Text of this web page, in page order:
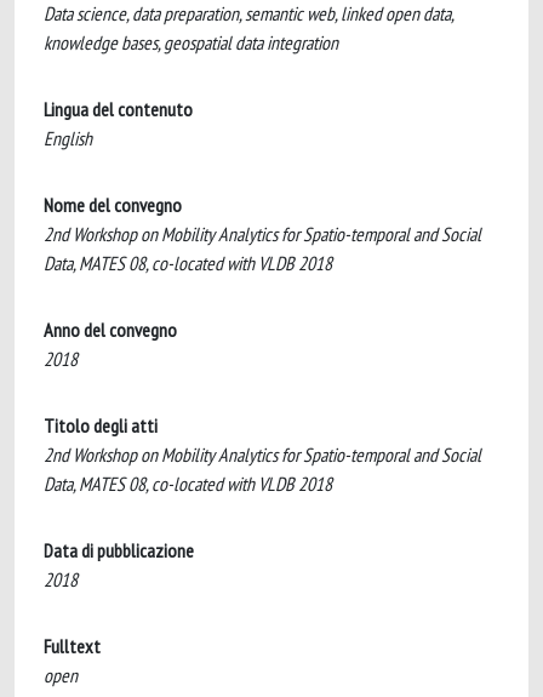
Data science, data preparation, semantic web, linked open data,
knowledge bases, geospatial data integration
Lingua del contenuto
English
Nome del convegno
2nd Workshop on Mobility Analytics for Spatio-temporal and Social
Data, MATES 08, co-located with VLDB 2018
Anno del convegno
2018
Titolo degli atti
2nd Workshop on Mobility Analytics for Spatio-temporal and Social
Data, MATES 08, co-located with VLDB 2018
Data di pubblicazione
2018
Fulltext
open